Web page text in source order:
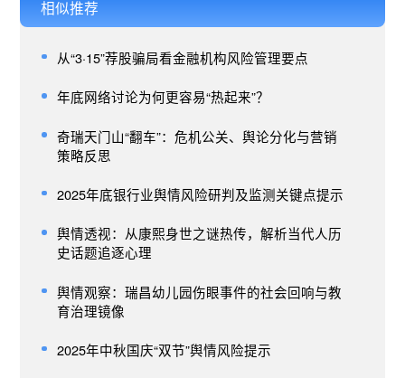
相似推荐
从“3·15”荐股骗局看金融机构风险管理要点
年底网络讨论为何更容易“热起来”？
奇瑞天门山“翻车”：危机公关、舆论分化与营销
策略反思
2025年底银行业舆情风险研判及监测关键点提示
舆情透视：从康熙身世之谜热传，解析当代人历
史话题追逐心理
舆情观察：瑞昌幼儿园伤眼事件的社会回响与教
育治理镜像
2025年中秋国庆“双节”舆情风险提示